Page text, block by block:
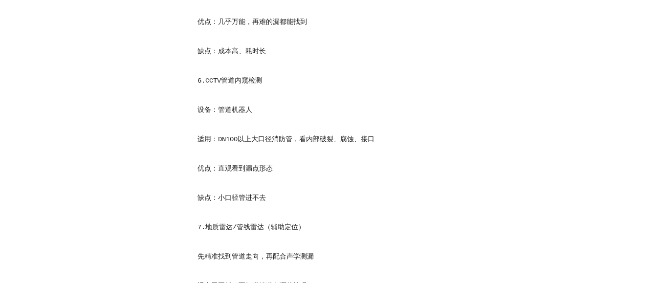
优点：几乎万能，再难的漏都能找到
缺点：成本高、耗时长
6.CCTV管道内窥检测
设备：管道机器人
适用：DN100以上大口径消防管，看内部破裂、腐蚀、接口
优点：直观看到漏点形态
缺点：小口径管进不去
7.地质雷达/管线雷达（辅助定位）
先精准找到管道走向，再配合声学测漏